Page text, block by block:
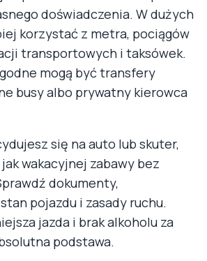
doświadczenia. W dużych
korzystać z metra, pociągów
transportowych i taksówek.
mogą być transfery
busy albo prywatny kierowca
się na auto lub skuter,
wakacyjnej zabawy bez
dokumenty,
pojazdu i zasady ruchu.
jazda i brak alkoholu za
podstawa.